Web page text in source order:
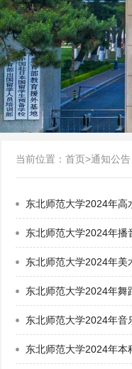
当前位置： 首页>通知公告
东北师范大学2024年高
东北师范大学2024年播
东北师范大学2024年美
东北师范大学2024年舞
东北师范大学2024年音
东北师范大学2024年本